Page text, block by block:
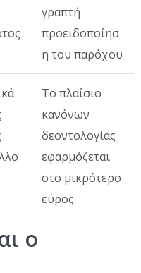
γραπτή
προειδοποίησ
η του παρόχου
Το πλαίσιο
κανόνων
δεοντολογίας
εφαρμόζεται
στο μικρότερο
εύρος
ο